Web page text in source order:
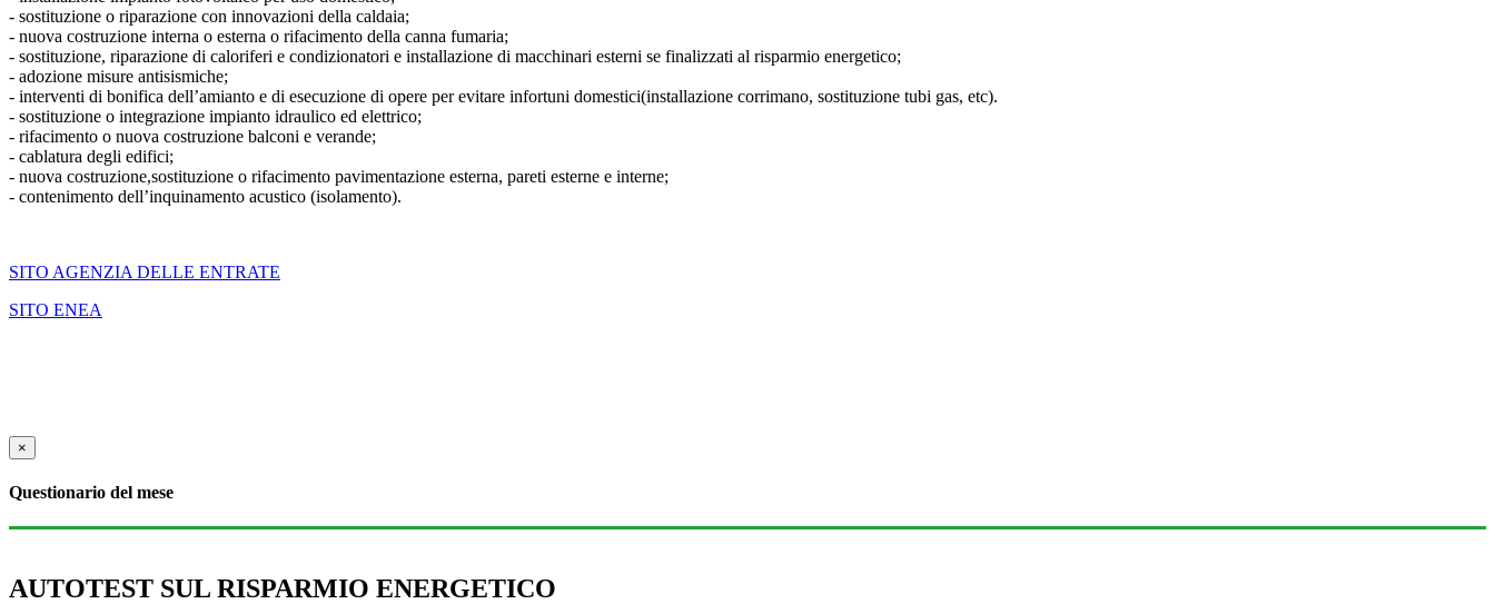
- sostituzione o riparazione con innovazioni della caldaia;
- nuova costruzione interna o esterna o rifacimento della canna fumaria;
- sostituzione, riparazione di caloriferi e condizionatori e installazione di macchinari esterni se finalizzati al risparmio energetico;
- adozione misure antisismiche;
- interventi di bonifica dell’amianto e di esecuzione di opere per evitare infortuni domestici(installazione corrimano, sostituzione tubi gas, etc).
- sostituzione o integrazione impianto idraulico ed elettrico;
- rifacimento o nuova costruzione balconi e verande;
- cablatura degli edifici;
- nuova costruzione,sostituzione o rifacimento pavimentazione esterna, pareti esterne e interne;
- contenimento dell’inquinamento acustico (isolamento).
SITO AGENZIA DELLE ENTRATE
SITO ENEA
×
Questionario del mese
AUTOTEST SUL RISPARMIO ENERGETICO